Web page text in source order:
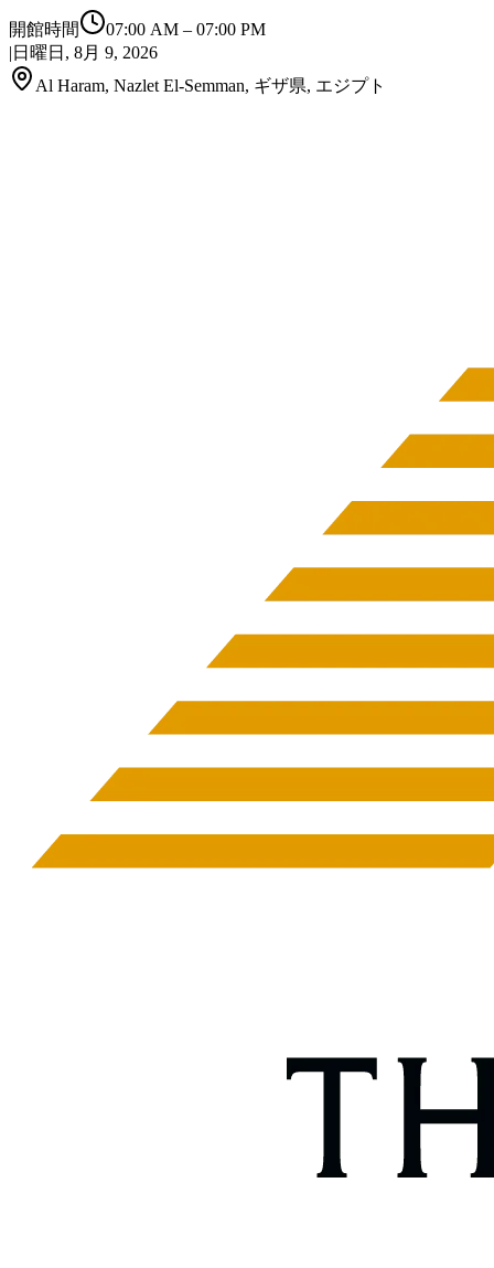
開館時間 07:00 AM – 07:00 PM
| 日曜日, 8月 9, 2026
Al Haram, Nazlet El-Semman, ギザ県, エジプト